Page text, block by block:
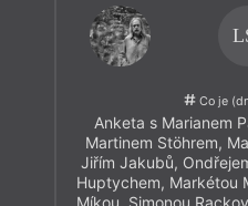
Co je
Anketa s Marianem
Martinem Stöhrem,
Jiřím Jakubů,
Huptychem, Markétou